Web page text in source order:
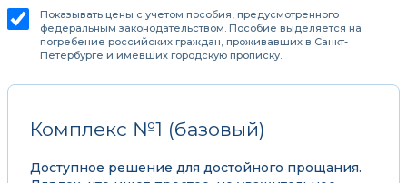
Показывать цены с учетом пособия, предусмотренного
федеральным законодательством. Пособие выделяется на
погребение российских граждан, проживавших в Санкт-
Петербурге и имевших городскую прописку.
Комплекс №1 (базовый)
Доступное решение для достойного прощания.